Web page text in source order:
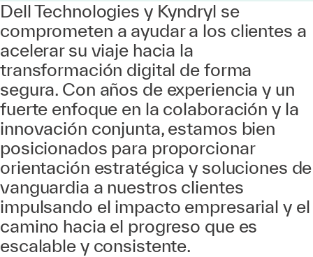
Dell Technologies y Kyndryl se
comprometen a ayudar a los clientes a
acelerar su viaje hacia la
transformación digital de forma
segura. Con años de experiencia y un
fuerte enfoque en la colaboración y la
innovación conjunta, estamos bien
posicionados para proporcionar
orientación estratégica y soluciones de
vanguardia a nuestros clientes
impulsando el impacto empresarial y el
camino hacia el progreso que es
escalable y consistente.